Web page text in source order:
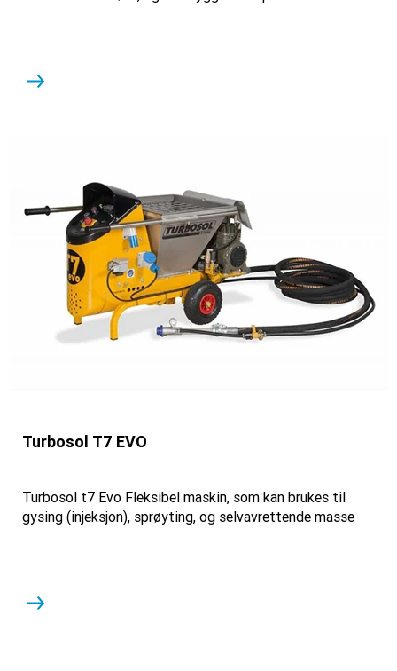
Turbosol T7 EVO
Turbosol t7 Evo Fleksibel maskin, som kan brukes til
gysing (injeksjon), sprøyting, og selvavrettende masse